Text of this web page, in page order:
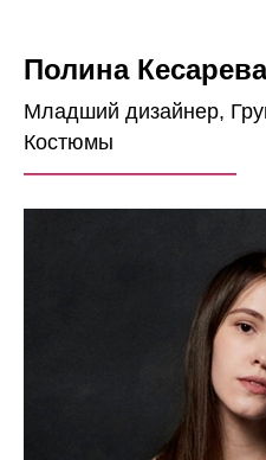
Полина Кесарева
Младший дизайнер,
Костюмы
——————————